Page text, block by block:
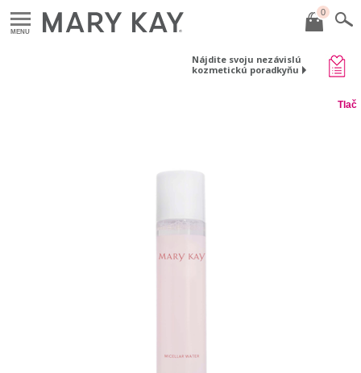
MENU
0
Nájdite svoju nezávislú
kozmetickú poradkyňu
Tlač